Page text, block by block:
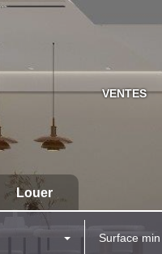
VENTES
Louer